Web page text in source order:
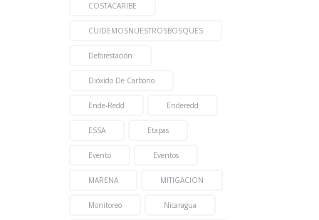
COSTACARIBE
CUIDEMOSNUESTROSBOSQUES
Deforestación
Dióxido De Carbono
Ende-Redd Enderedd
ESSA Etapas
Evento Eventos
MARENA MITIGACION
Monitoreo Nicaragua